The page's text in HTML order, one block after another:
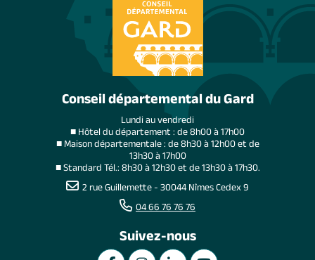
Conseil départemental du Gard
Lundi au vendredi
■ Hôtel du département : de 8h00 à 17h00
■ Maison départementale : de 8h30 à 12h00 et de
13h30 à 17h00
■ Standard Tél.: 8h30 à 12h30 et de 13h30 à 17h30.
2 rue Guillemette - 30044 Nîmes Cedex 9
04 66 76 76 76
Suivez-nous